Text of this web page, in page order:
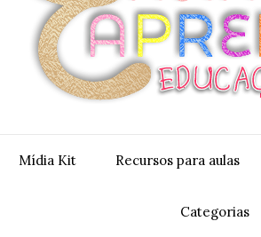
Mídia Kit Recursos para aulas
Categorias